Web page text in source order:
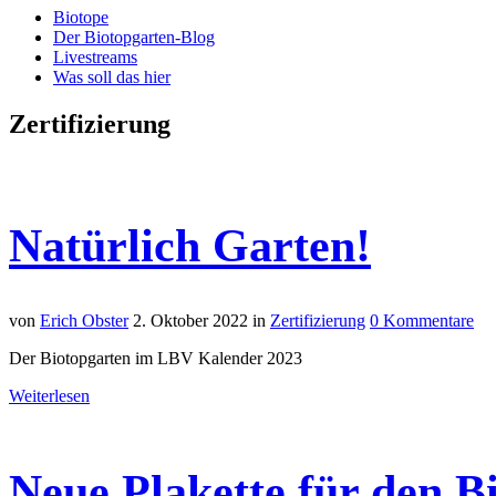
Biotope
Der Biotopgarten-Blog
Livestreams
Was soll das hier
Zertifizierung
Natürlich Garten!
von Erich Obster 2. Oktober 2022 in Zertifizierung 0 Kommentare
Der Biotopgarten im LBV Kalender 2023
Weiterlesen